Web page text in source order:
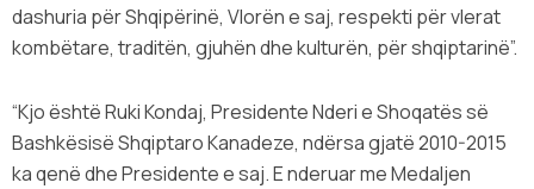
dashuria për Shqipërinë, Vlorën e saj, respekti për vlerat
kombëtare, traditën, gjuhën dhe kulturën, për shqiptarinë”.
“Kjo është Ruki Kondaj, Presidente Nderi e Shoqatës së
Bashkësisë Shqiptaro Kanadeze, ndërsa gjatë 2010-2015
ka qenë dhe Presidente e saj. E nderuar me Medaljen